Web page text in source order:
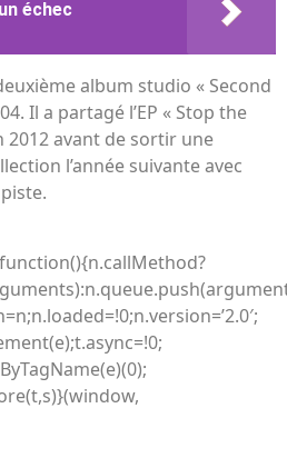
échec
album studio « Second
Il a partagé l’EP « Stop the
2012 avant de sortir une
l’année suivante avec